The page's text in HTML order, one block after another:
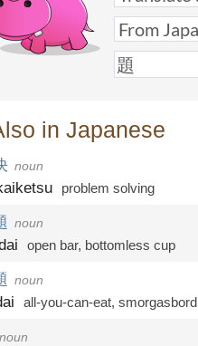
in Japanese
noun
problem solving
noun
open bar, bottomless cup
noun
all-you-can-eat, smorgasbord
noun